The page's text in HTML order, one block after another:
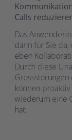
Calls
Das
dann für Sie
eben
Durch diese
können
wiederum eine
hat.